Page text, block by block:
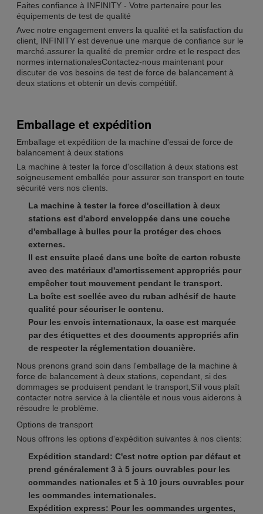
Faites confiance à INFINITY - Votre partenaire pour les
équipements de test de qualité
Avec notre engagement envers la qualité et la satisfaction du
client, INFINITY est devenue une marque de confiance sur le
marché.assurer la qualité de premier ordre et le respect des
normes internationalesContactez-nous maintenant pour
discuter de vos besoins de test de force de balancement à
deux stations et obtenir un devis compétitif.
Emballage et expédition
Emballage et expédition de la machine d'essai de force de
balancement à deux stations
La machine à tester la force d'oscillation à deux stations est
soigneusement emballée pour assurer son transport en toute
sécurité vers nos clients.
La machine à tester la force d'oscillation à deux
stations est d'abord enveloppée dans une couche
d'emballage à bulles pour la protéger des chocs
externes.
Il est ensuite placé dans une boîte de carton robuste
avec des matériaux d'amortissement appropriés pour
empêcher tout mouvement pendant le transport.
La boîte est scellée avec du ruban adhésif de haute
qualité pour sécuriser le contenu.
Pour les envois internationaux, la case est marquée
par des étiquettes et des documents appropriés afin
de respecter la réglementation douanière.
Nous prenons grand soin dans l'emballage de la machine à
force de balancement à deux stations, cependant, si des
dommages se produisent pendant le transport,S'il vous plaît
contacter notre service à la clientèle et nous vous aiderons à
résoudre le problème.
Options de transport
Nous offrons les options d'expédition suivantes à nos clients:
Expédition standard: C'est notre option par défaut et
prend généralement 3 à 5 jours ouvrables pour les
commandes nationales et 5 à 10 jours ouvrables pour
les commandes internationales.
Expédition express: Pour les commandes urgentes,